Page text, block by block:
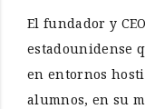
El fundador y
estadounidense
en entornos
alumnos, en su